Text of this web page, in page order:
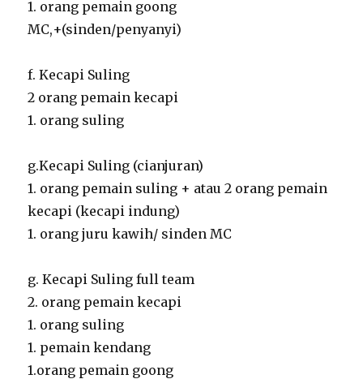
1. orang pemain goong
MC,+(sinden/penyanyi)
f. Kecapi Suling
2 orang pemain kecapi
1. orang suling
g.Kecapi Suling (cianjuran)
1. orang pemain suling + atau 2 orang pemain
kecapi (kecapi indung)
1. orang juru kawih/ sinden MC
g. Kecapi Suling full team
2. orang pemain kecapi
1. orang suling
1. pemain kendang
1.orang pemain goong